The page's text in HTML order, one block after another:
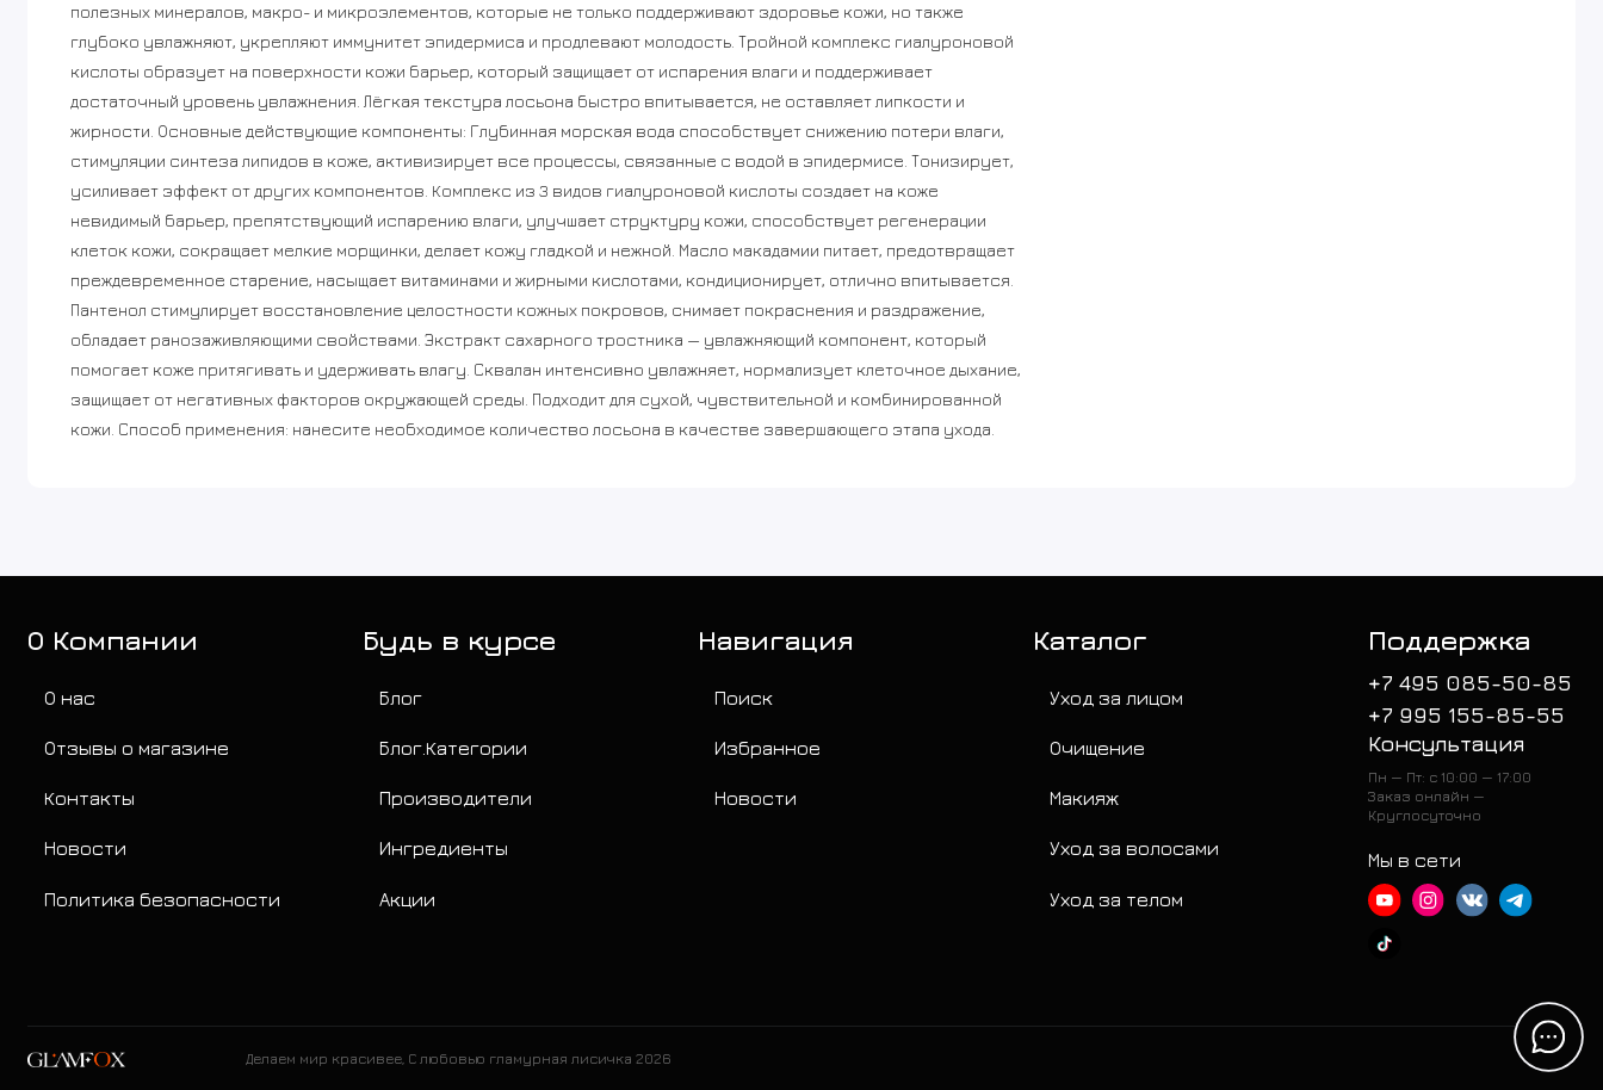
полезных минералов, макро- и микроэлементов, которые не только поддерживают здоровье кожи, но также
глубоко увлажняют, укрепляют иммунитет эпидермиса и продлевают молодость. Тройной комплекс гиалуроновой
кислоты образует на поверхности кожи барьер, который защищает от испарения влаги и поддерживает
достаточный уровень увлажнения. Лёгкая текстура лосьона быстро впитывается, не оставляет липкости и
жирности. Основные действующие компоненты: Глубинная морская вода способствует снижению потери влаги,
стимуляции синтеза липидов в коже, активизирует все процессы, связанные с водой в эпидермисе. Тонизирует,
усиливает эффект от других компонентов. Комплекс из 3 видов гиалуроновой кислоты создает на коже
невидимый барьер, препятствующий испарению влаги, улучшает структуру кожи, способствует регенерации
клеток кожи, сокращает мелкие морщинки, делает кожу гладкой и нежной. Масло макадамии питает, предотвращает
преждевременное старение, насыщает витаминами и жирными кислотами, кондиционирует, отлично впитывается.
Пантенол стимулирует восстановление целостности кожных покровов, снимает покраснения и раздражение,
обладает ранозаживляющими свойствами. Экстракт сахарного тростника — увлажняющий компонент, который
помогает коже притягивать и удерживать влагу. Сквалан интенсивно увлажняет, нормализует клеточное дыхание,
защищает от негативных факторов окружающей среды. Подходит для сухой, чувствительной и комбинированной
кожи. Способ применения: нанесите необходимое количество лосьона в качестве завершающего этапа ухода.
О Компании
О нас
Отзывы о магазине
Контакты
Новости
Политика безопасности
Будь в курсе
Блог
Блог.Категории
Производители
Ингредиенты
Акции
Навигация
Поиск
Избранное
Новости
Каталог
Уход за лицом
Очищение
Макияж
Уход за волосами
Уход за телом
Поддержка
+7 495 085-50-85
+7 995 155-85-55
Консультация
Пн — Пт: с 10:00 — 17:00
Заказ онлайн —
Круглосуточно
Мы в сети
Делаем мир красивее, С любовью гламурная лисичка 2026